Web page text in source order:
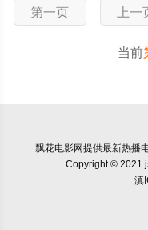
第一页 上一
当前
飘花电影网提供最新热播
Copyright © 2021
滇